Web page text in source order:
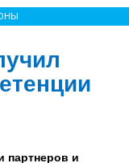
партнеров и